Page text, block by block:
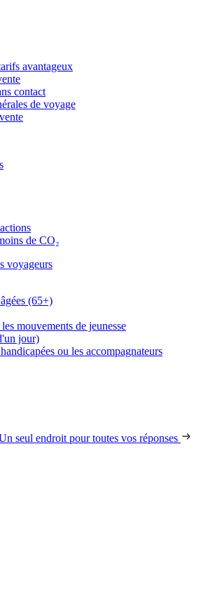
avantageux
contact
de voyage
de CO₂
voyageurs
(65+)
mouvements de jeunesse
jour)
ou les accompagnateurs
seul endroit pour toutes vos réponses